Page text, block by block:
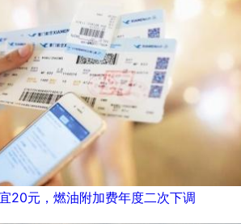
20元，燃油附加费年度二次下调